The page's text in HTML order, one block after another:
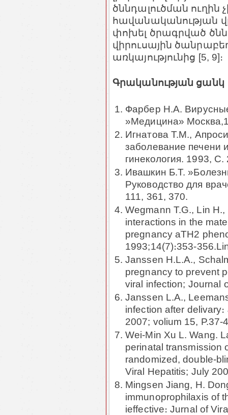
ծննդալուծման
հավանականության
փոխել ծրագրված
վիրուսային
առկայությունից [5, 9]։
Գրականության ցանկ
Фарбер Н.А.
»Медицина»
Игнатова Т.М.,
заболевание печени
гинекология. 1993, С.
Ивашкин Б.Т.
Руководство для
111, 361, 370.
Wegmann T.G., Lin
interactions in the
pregnancy aTH2
1993;14(7)։353-
Janssen H.L.A.,
pregnancy to prevent
viral infection; Journal
Janssen L.A.,
infection after
2007; volium 15, P.37-
Wei-Min Xu L. Wang.
perinatal transmission
randomized, double-
Viral Hepatitis; July
Mingsen Jiang, H.
immunoprophilaxis of
ieffective։ Jurnal of